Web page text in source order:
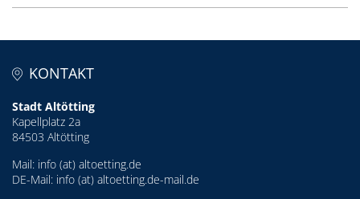
KONTAKT
Stadt Altötting
Kapellplatz 2a
84503 Altötting
Mail: info (at) altoetting.de
DE-Mail: info (at) altoetting.de-mail.de